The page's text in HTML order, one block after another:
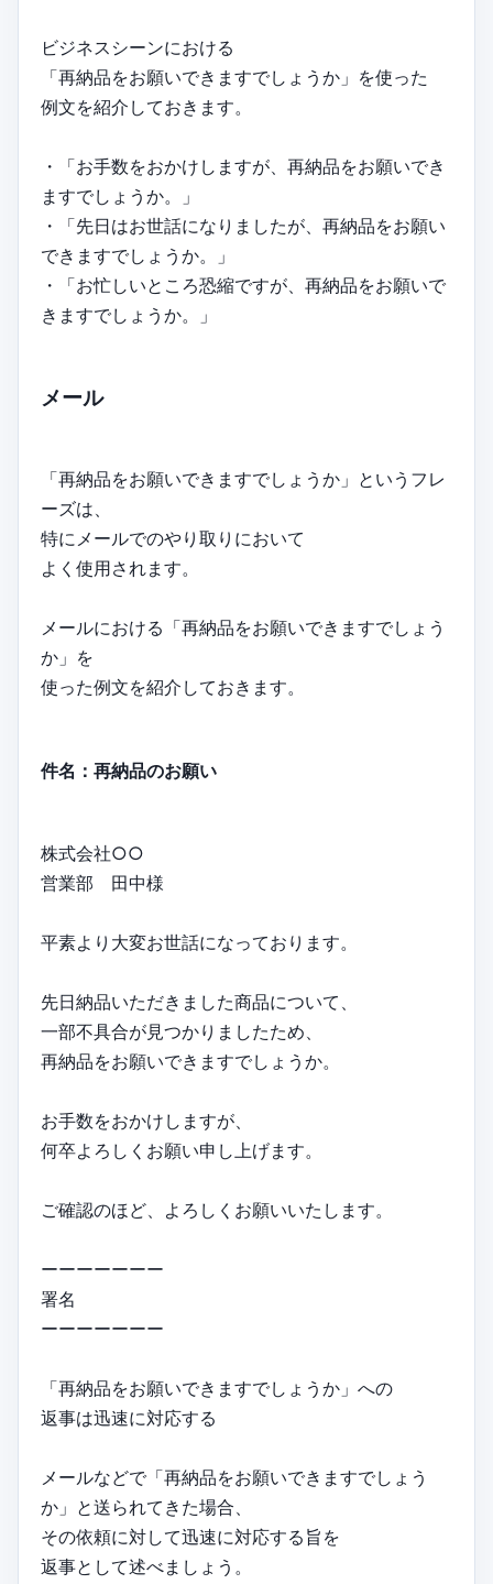
ビジネスシーンにおける
「再納品をお願いできますでしょうか」を使った
例文を紹介しておきます。
・「お手数をおかけしますが、再納品をお願いでき
ますでしょうか。」
・「先日はお世話になりましたが、再納品をお願い
できますでしょうか。」
・「お忙しいところ恐縮ですが、再納品をお願いで
きますでしょうか。」
メール
「再納品をお願いできますでしょうか」というフレ
ーズは、
特にメールでのやり取りにおいて
よく使用されます。
メールにおける「再納品をお願いできますでしょう
か」を
使った例文を紹介しておきます。
件名：再納品のお願い
株式会社○○
営業部 田中様
平素より大変お世話になっております。
先日納品いただきました商品について、
一部不具合が見つかりましたため、
再納品をお願いできますでしょうか。
お手数をおかけしますが、
何卒よろしくお願い申し上げます。
ご確認のほど、よろしくお願いいたします。
ーーーーーーー
署名
ーーーーーーー
「再納品をお願いできますでしょうか」への
返事は迅速に対応する
メールなどで「再納品をお願いできますでしょう
か」と送られてきた場合、
その依頼に対して迅速に対応する旨を
返事として述べましょう。